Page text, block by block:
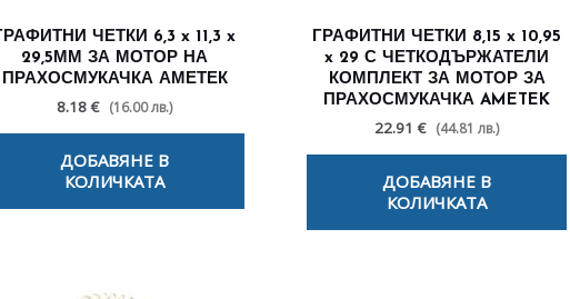
ГРАФИТНИ ЧЕТКИ 6,3 x 11,3 x
29,5ММ ЗА МОТОР НА
ПРАХОСМУКАЧКА АМЕТЕК
8.18 € (16.00 лв.)
ДОБАВЯНЕ В
КОЛИЧКАТА
ГРАФИТНИ ЧЕТКИ 8,15 x 10,95
x 29 С ЧЕТКОДЪРЖАТЕЛИ
КОМПЛЕКТ ЗА МОТОР ЗА
ПРАХОСМУКАЧКА AMETEK
22.91 € (44.81 лв.)
ДОБАВЯНЕ В
КОЛИЧКАТА